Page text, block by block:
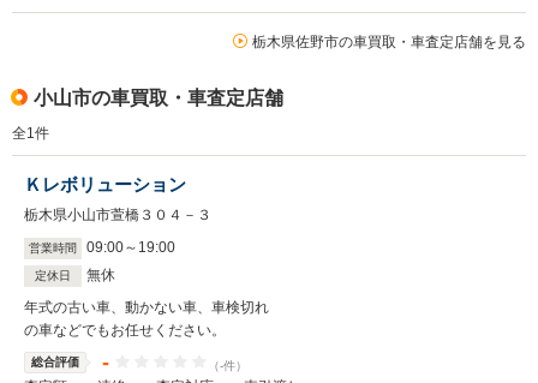
栃木県佐野市の車買取・車査定店舗を見る
小山市の車買取・車査定店舗
全1件
Ｋレボリューション
栃木県小山市萱橋３０４－３
営業時間 09:00～ 19:00
定休日
無休
年式の古い車、動かない車、車検切れ
の車などでもお任せください。
総合評価 - （-件）